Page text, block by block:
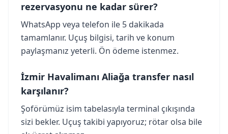
rezervasyonu ne kadar sürer?
WhatsApp veya telefon ile 5 dakikada
tamamlanır. Uçuş bilgisi, tarih ve konum
paylaşmanız yeterli. Ön ödeme istenmez.
İzmir Havalimanı Aliağa transfer nasıl
karşılanır?
Şoförümüz isim tabelasıyla terminal çıkışında
sizi bekler. Uçuş takibi yapıyoruz; rötar olsa bile